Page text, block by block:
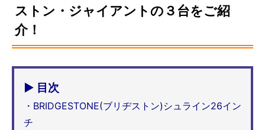
ストン・ジャイアントの３台をご紹
介！
▶ 目次
・BRIDGESTONE(ブリヂストン)シュライン26イン
チ